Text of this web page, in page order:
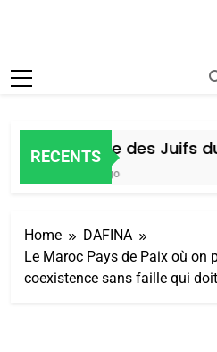
RECENTS
Histoire des Juifs du
Home
DAFINA
Le Maroc Pays de Paix où on
coexistence sans faille qui